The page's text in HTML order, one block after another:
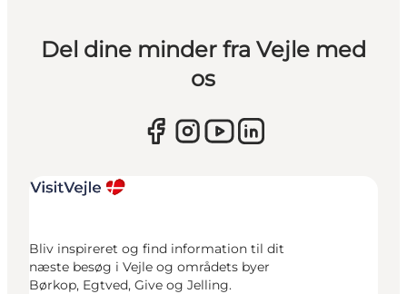
Del dine minder fra Vejle med
os
Bliv inspireret og find information til dit
næste besøg i Vejle og områdets byer
Børkop, Egtved, Give og Jelling.